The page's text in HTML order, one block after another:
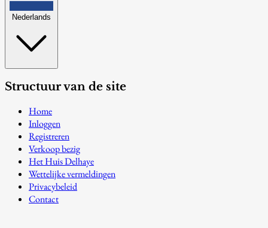
Nederlands
Structuur van de site
Home
Inloggen
Registreren
Verkoop bezig
Het Huis Delhaye
Wettelijke vermeldingen
Privacybeleid
Contact